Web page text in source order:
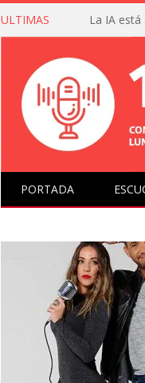
ULTIMAS
PORTADA